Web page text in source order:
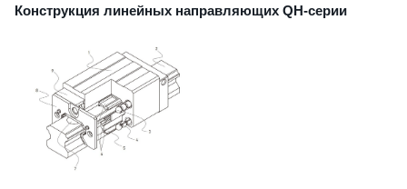
Конструкция линейных направляющих QН-серии